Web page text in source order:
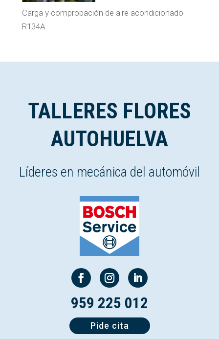
Carga y comprobación de aire acondicionado
R134A
TALLERES FLORES
AUTOHUELVA
Líderes en mecánica del automóvil
959 225 012
Pide cita